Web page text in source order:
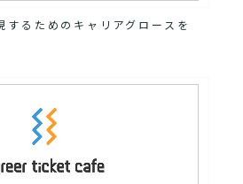
するためのキャリアグロースを